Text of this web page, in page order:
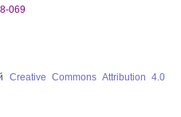
069
Creative Commons Attribution 4.0